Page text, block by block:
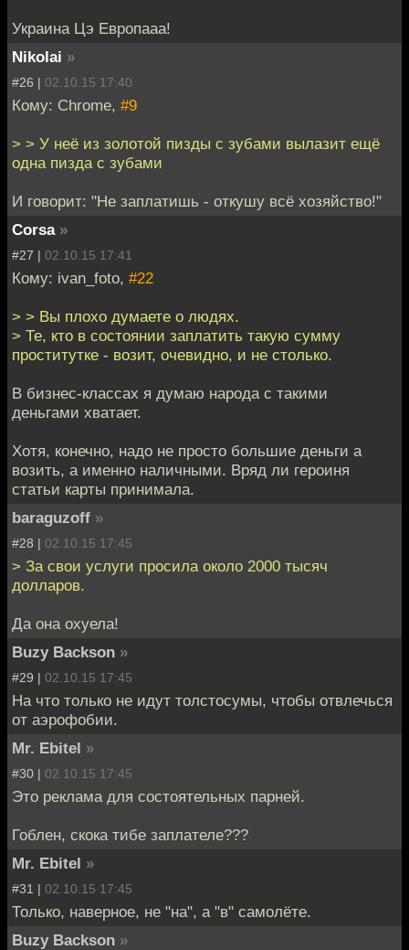
Украина Цэ Европааа!
Nikolai »
#26 | 02.10.15 17:40
Кому: Chrome, #9
> > У неё из золотой пизды с зубами вылазит ещё
одна пизда с зубами
И говорит: "Не заплатишь - откушу всё хозяйство!"
Corsa »
#27 | 02.10.15 17:41
Кому: ivan_foto, #22
> > Вы плохо думаете о людях.
> Те, кто в состоянии заплатить такую сумму
проститутке - возит, очевидно, и не столько.
В бизнес-классах я думаю народа с такими
деньгами хватает.
Хотя, конечно, надо не просто большие деньги а
возить, а именно наличными. Вряд ли героиня
статьи карты принимала.
baraguzoff »
#28 | 02.10.15 17:45
> За свои услуги просила около 2000 тысяч
долларов.
Да она охуела!
Buzy Backson »
#29 | 02.10.15 17:45
На что только не идут толстосумы, чтобы отвлечься
от аэрофобии.
Mr. Ebitel »
#30 | 02.10.15 17:45
Это реклама для состоятельных парней.
Гоблен, скока тибе заплателе???
Mr. Ebitel »
#31 | 02.10.15 17:45
Только, наверное, не "на", а "в" самолёте.
Buzy Backson »